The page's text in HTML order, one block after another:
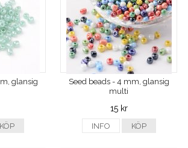
glansig
KÖP
Seed beads - 4 mm, glansig
multi
15 kr
INFO KÖP